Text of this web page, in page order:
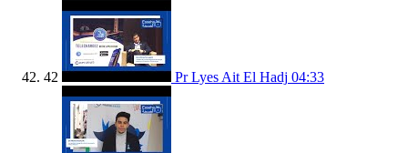
42 Pr Lyes Ait El Hadj 04:33